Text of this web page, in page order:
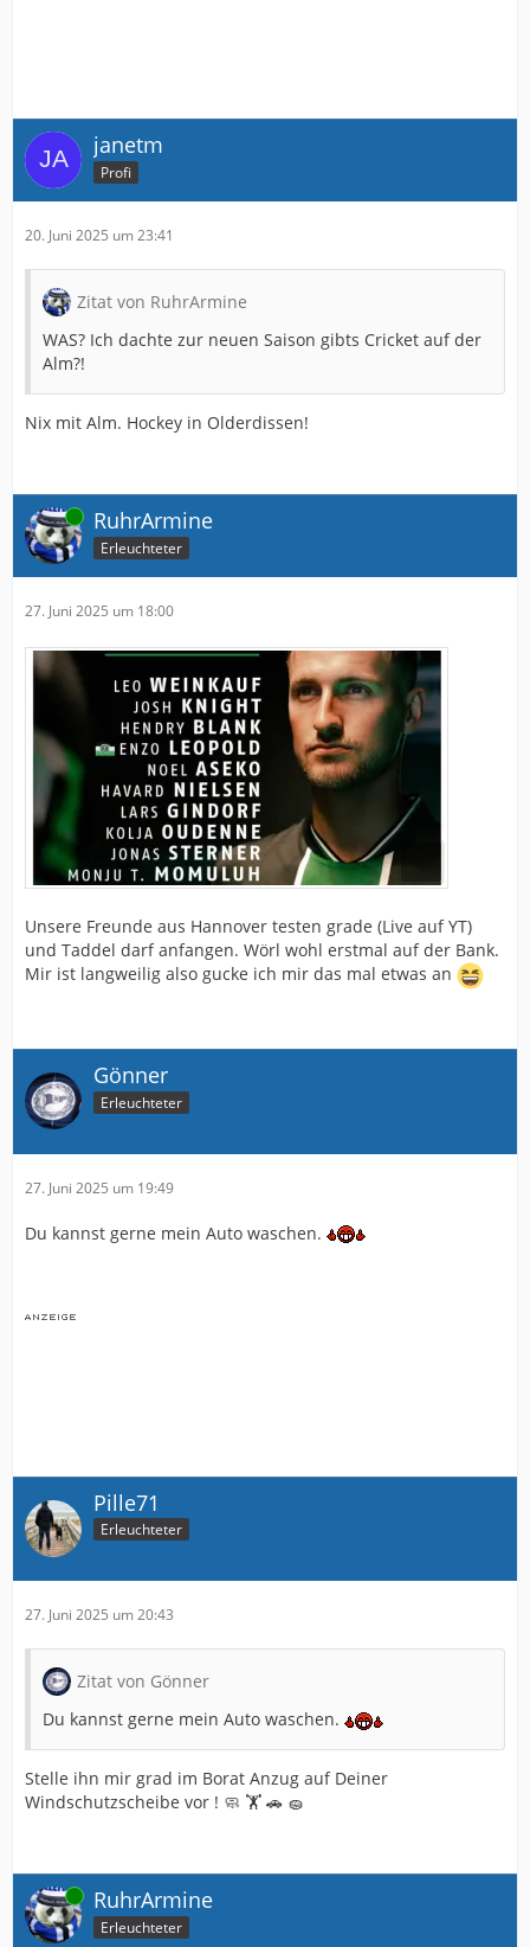
janetm
Profi
20. Juni 2025 um 23:41
Zitat von RuhrArmine
WAS? Ich dachte zur neuen Saison gibts Cricket auf der
Alm?!
Nix mit Alm. Hockey in Olderdissen!
Online RuhrArmine
Erleuchteter
27. Juni 2025 um 18:00
Unsere Freunde aus Hannover testen grade (Live auf YT)
und Taddel darf anfangen. Wörl wohl erstmal auf der Bank.
Mir ist langweilig also gucke ich mir das mal etwas an
Gönner
Erleuchteter
27. Juni 2025 um 19:49
Du kannst gerne mein Auto waschen.
Pille71
Erleuchteter
27. Juni 2025 um 20:43
Zitat von Gönner
Du kannst gerne mein Auto waschen.
Stelle ihn mir grad im Borat Anzug auf Deiner
Windschutzscheibe vor ! 🧼 🏋️ 🚗 🧽
Online RuhrArmine
Erleuchteter